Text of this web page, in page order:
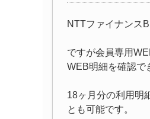
NTTファイナンス
ですが会員専用
WEB明細を確認で
18ヶ月分の利用明
とも可能です。